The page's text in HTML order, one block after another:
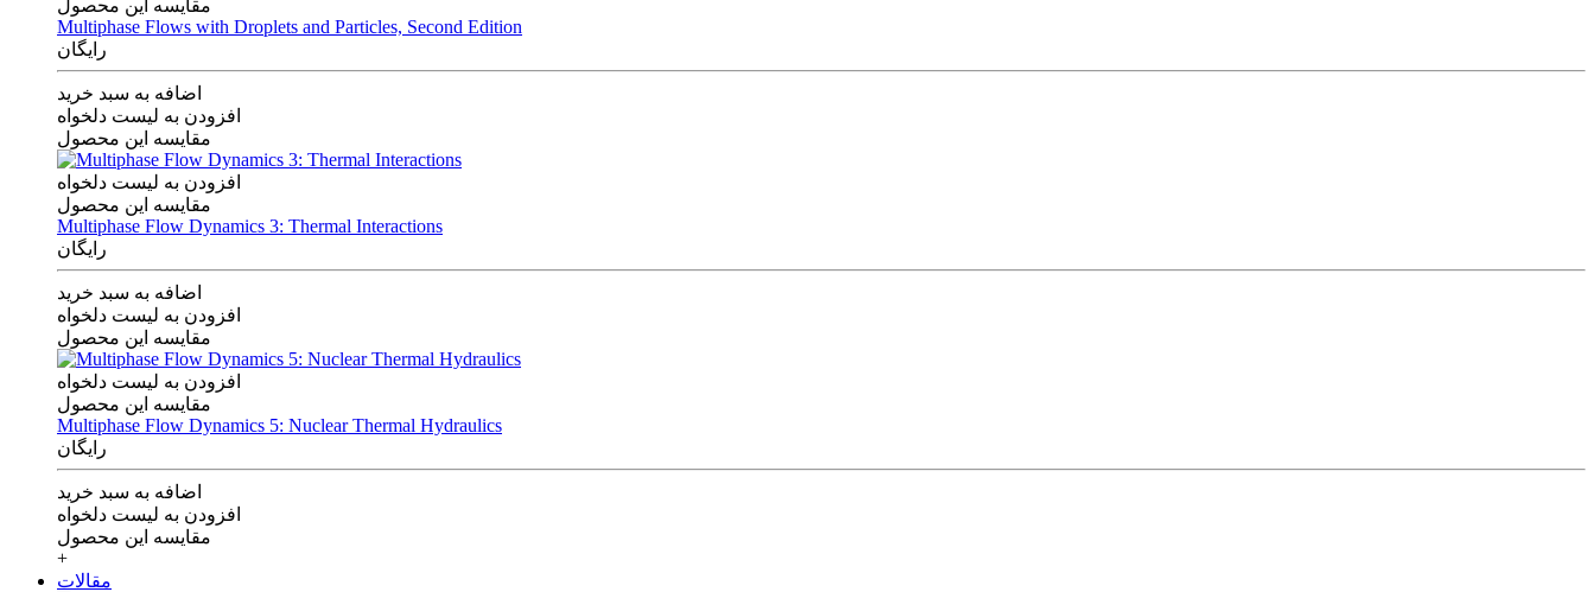
مقایسه این محصول
Multiphase Flows with Droplets and Particles, Second Edition
رایگان
اضافه به سبد خرید
افزودن به لیست دلخواه
مقایسه این محصول
افزودن به لیست دلخواه
مقایسه این محصول
Multiphase Flow Dynamics 3: Thermal Interactions
رایگان
اضافه به سبد خرید
افزودن به لیست دلخواه
مقایسه این محصول
افزودن به لیست دلخواه
مقایسه این محصول
Multiphase Flow Dynamics 5: Nuclear Thermal Hydraulics
رایگان
اضافه به سبد خرید
افزودن به لیست دلخواه
مقایسه این محصول
+
مقالات